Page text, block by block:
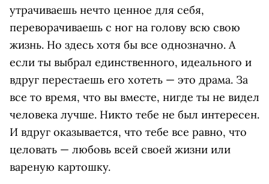
утрачиваешь нечто ценное для себя,
переворачиваешь с ног на голову всю свою
жизнь. Но здесь хотя бы все однозначно. А
если ты выбрал единственного, идеального и
вдруг перестаешь его хотеть — это драма. За
все то время, что вы вместе, нигде ты не видел
человека лучше. Никто тебе не был интересен.
И вдруг оказывается, что тебе все равно, что
целовать — любовь всей своей жизни или
вареную картошку.